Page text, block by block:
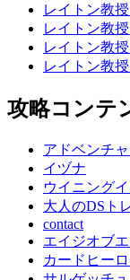
レイトン教
レイトン教
レイトン教
レイトン教
攻略コンテ
アドベンチ
イヅナ
ウイニング
大人のDSト
contact
エイジオブ
カードヒー